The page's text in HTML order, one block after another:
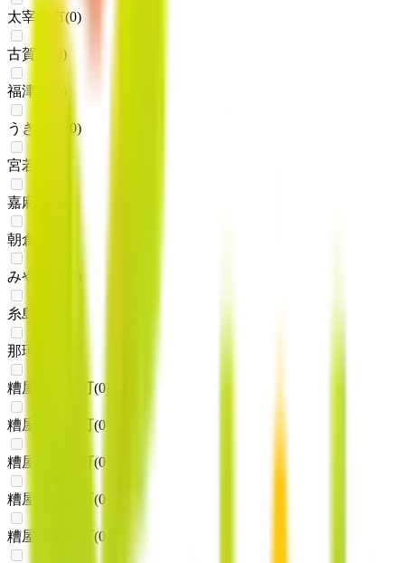
太宰府市(0)
古賀市 )
福津市 )
うきは市 0)
宮若市
嘉麻市
朝倉市
みやま市 )
糸島市
那珂川市
糟屋郡宇美町(0)
糟屋郡篠栗町(0
糟屋郡志免町(0
糟屋郡須惠町(0
糟屋郡新宮町 (0